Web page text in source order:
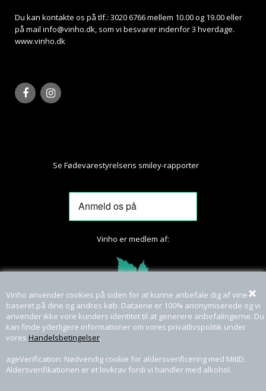
Vinho anvender cookies på siden for at kunne anbefale dig af vine
baseret på dine og andres køb. Dataene er 100% anonymiserede og vi
anvender ikke vore kunders identitet til at generere anbefalingerne. Du
kan finde yderligere informationer om vores privatlivspolitik under
vores Handelsbetingelser.
ageVerification: Nødvendig cookie for aldersverificering med MitID.
Aldersverifikationen er et lovkrav fordi vi handler med alkohol.
Du kan kontakte os på tlf.: 3020 6766 mellem 10.00 og 19.00 eller
på mailinfo@vinho.dk, som vi besvarer indenfor 3 hverdage.
www.vinho.dk
Se Fødevarestyrelsens smiley-rapporterHer
Vinho er medlem af: